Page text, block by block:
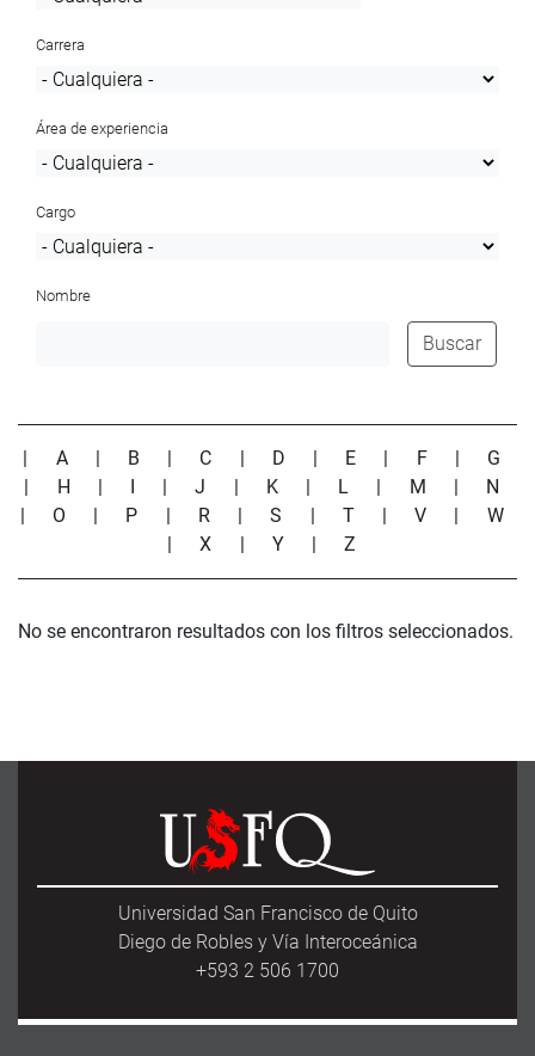
Carrera
Área de experiencia
Cargo
Nombre
Buscar
| A | B | C | D | E | F | G
| H | I |J | K | L | M | N
| O | P | R |S | T |V | W
|X | Y |Z
No se encontraron resultados con los filtros seleccionados.
Universidad San Francisco de Quito
Diego de Robles y Vía Interoceánica
+593 2 506 1700